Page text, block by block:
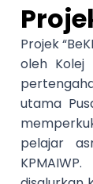
Projek
oleh Kolej
utama
pelajar